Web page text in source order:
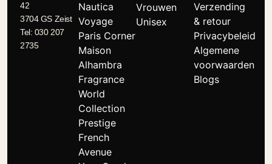
42
3704 GS Zeist
Tel: 030 207
2735
Nautica
Voyage
Paris Corner
Maison
Alhambra
Fragrance
World
Collection
Prestige
French
Avenue
Vrouwen
Unisex
Verzending
& retour
Privacybeleid
Algemene
voorwaarden
Blogs